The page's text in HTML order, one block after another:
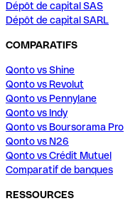
Dépôt de capital SAS
Dépôt de capital SARL
COMPARATIFS
Qonto vs Shine
Qonto vs Revolut
Qonto vs Pennylane
Qonto vs Indy
Qonto vs Boursorama Pro
Qonto vs N26
Qonto vs Crédit Mutuel
Comparatif de banques
RESSOURCES